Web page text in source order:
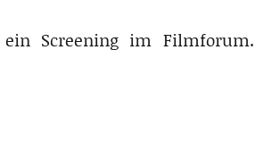
Screening im Filmforum.